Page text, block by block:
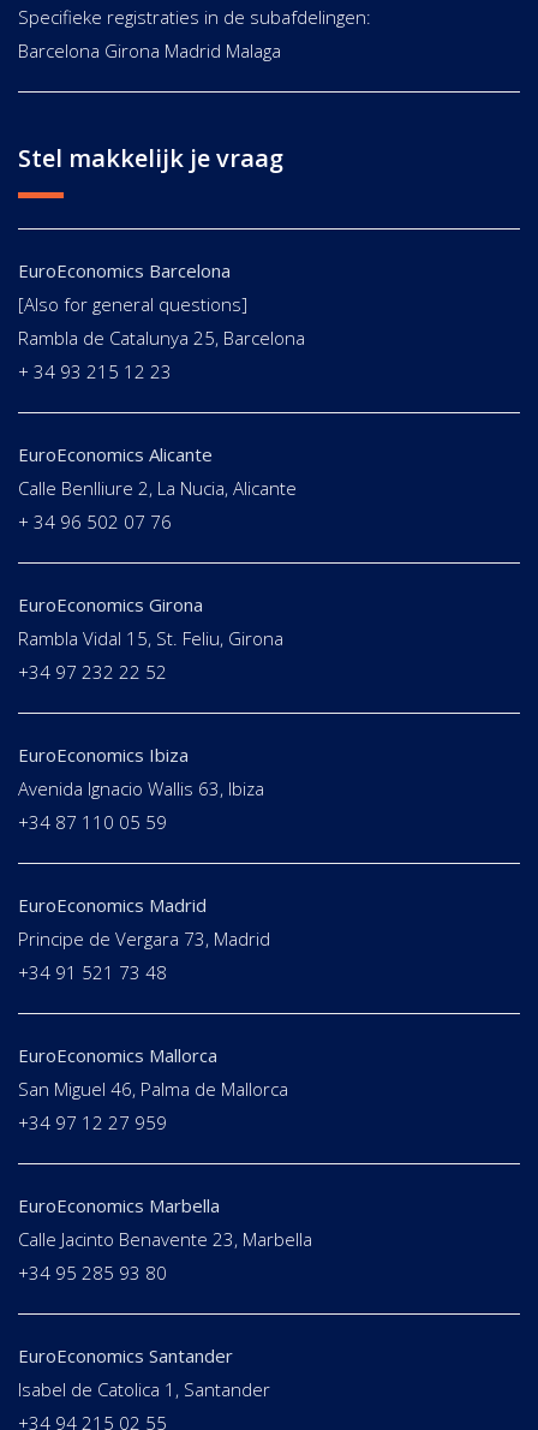
Specifieke registraties in de subafdelingen:
Barcelona Girona Madrid Malaga
Stel makkelijk je vraag
EuroEconomics Barcelona
[Also for general questions]
Rambla de Catalunya 25, Barcelona
+ 34 93 215 12 23
EuroEconomics Alicante
Calle Benlliure 2, La Nucia, Alicante
+ 34 96 502 07 76
EuroEconomics Girona
Rambla Vidal 15, St. Feliu, Girona
+34 97 232 22 52
EuroEconomics Ibiza
Avenida Ignacio Wallis 63, Ibiza
+34 87 110 05 59
EuroEconomics Madrid
Principe de Vergara 73, Madrid
+34 91 521 73 48
EuroEconomics Mallorca
San Miguel 46, Palma de Mallorca
+34 97 12 27 959
EuroEconomics Marbella
Calle Jacinto Benavente 23, Marbella
+34 95 285 93 80
EuroEconomics Santander
Isabel de Catolica 1, Santander
+34 94 215 02 55